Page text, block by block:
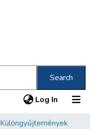
Search
Log In (current)
Különgyűjtemények